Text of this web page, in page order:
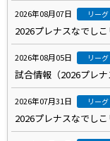
2026年08月07日 リーグ
2026プレナスなでし
2026年08月05日 リーグ
試合情報（2026プレナ
2026年07月31日 リーグ
2026プレナスなでし